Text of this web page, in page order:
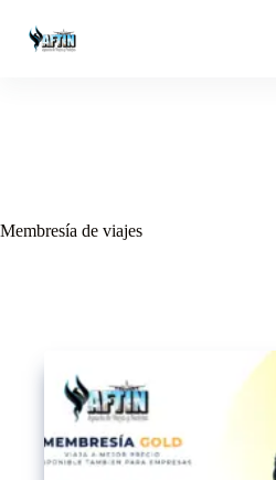
contenido
Membresía de viajes